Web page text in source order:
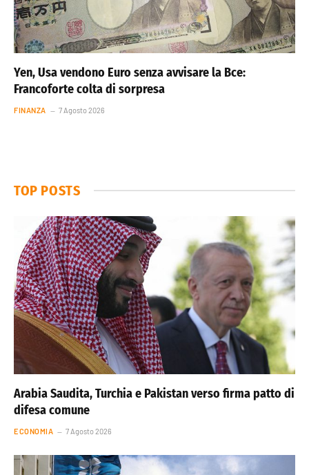
Yen, Usa vendono Euro senza avvisare la Bce:
Francoforte colta di sorpresa
FINANZA 7 Agosto 2026
TOP POSTS
Arabia Saudita, Turchia e Pakistan verso firma patto di
difesa comune
ECONOMIA 7 Agosto 2026